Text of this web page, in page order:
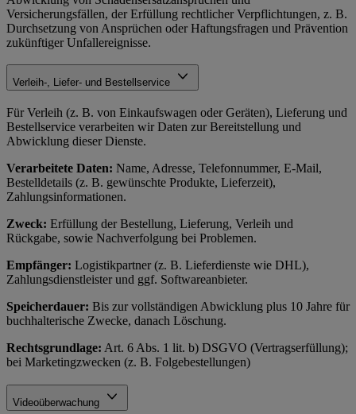
Versicherungsfällen, der Erfüllung rechtlicher Verpflichtungen, z. B.
Durchsetzung von Ansprüchen oder Haftungsfragen und Prävention
zukünftiger Unfallereignisse.
Verleih-, Liefer- und Bestellservice
Für Verleih (z. B. von Einkaufswagen oder Geräten), Lieferung und
Bestellservice verarbeiten wir Daten zur Bereitstellung und
Abwicklung dieser Dienste.
Verarbeitete Daten: Name, Adresse, Telefonnummer, E-Mail,
Bestelldetails (z. B. gewünschte Produkte, Lieferzeit),
Zahlungsinformationen.
Zweck: Erfüllung der Bestellung, Lieferung, Verleih und
Rückgabe, sowie Nachverfolgung bei Problemen.
Empfänger: Logistikpartner (z. B. Lieferdienste wie DHL),
Zahlungsdienstleister und ggf. Softwareanbieter.
Speicherdauer: Bis zur vollständigen Abwicklung plus 10 Jahre für
buchhalterische Zwecke, danach Löschung.
Rechtsgrundlage: Art. 6 Abs. 1 lit. b) DSGVO (Vertragserfüllung);
bei Marketingzwecken (z. B. Folgebestellungen)
Videoüberwachung